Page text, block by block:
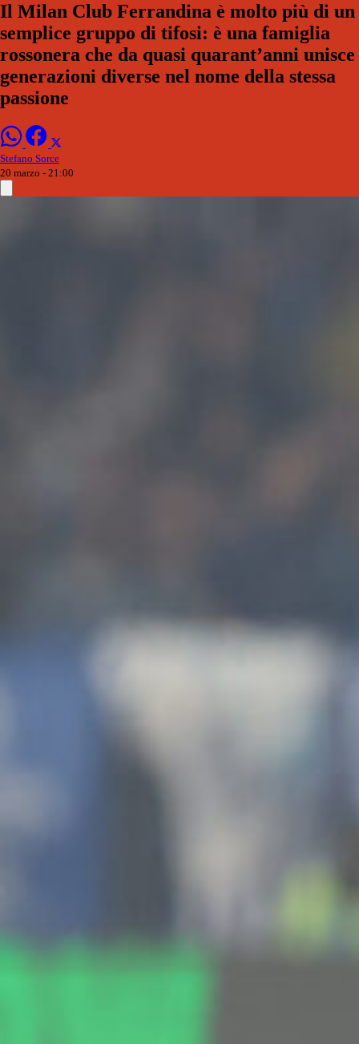
Il Milan Club Ferrandina è molto più di un
semplice gruppo di tifosi: è una famiglia
rossonera che da quasi quarant’anni unisce
generazioni diverse nel nome della stessa
passione
Stefano Sorce
20 marzo - 21:00